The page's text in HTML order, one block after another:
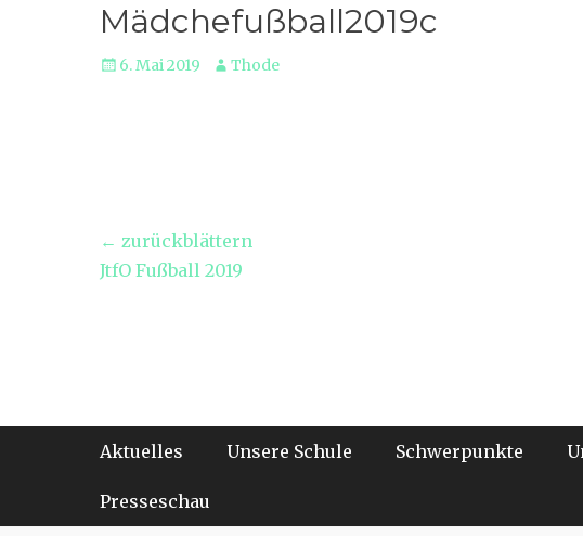
Mädchefußball2019c
Veröffentlicht
6. Mai 2019 Autor
Thode
Beitragsnavigation
← zurückblättern
Vorheriger
JtfO Fußball 2019
Footer-Menü
Weiter
Inhalt
Aktuelles Unsere Schule Schwerpunkte
Presseschau